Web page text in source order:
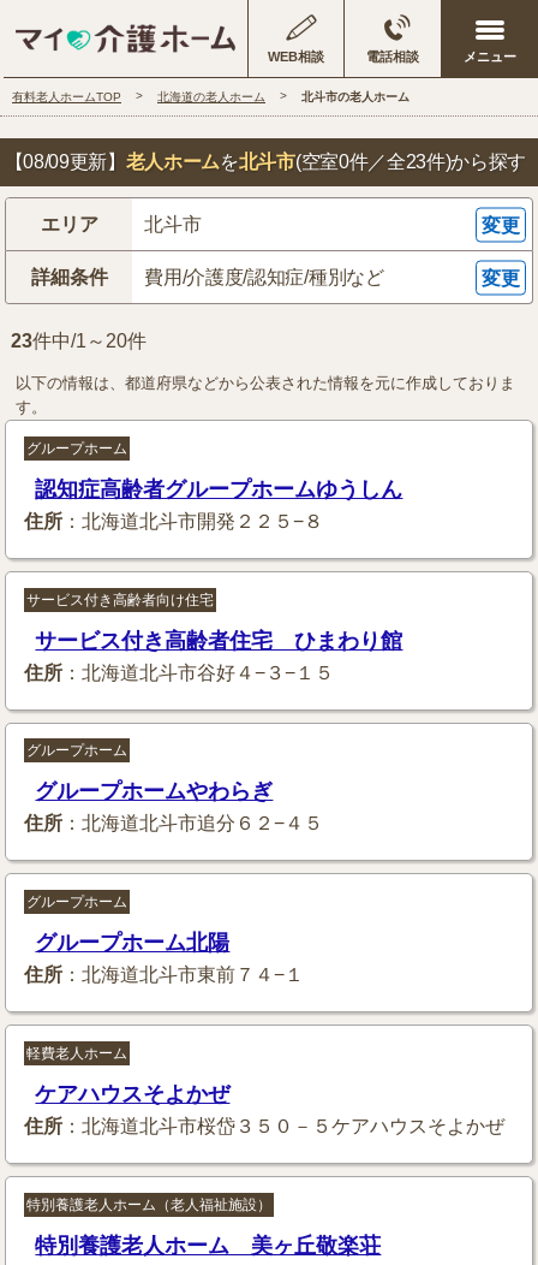
WEB相談 電話相談
有料老人ホームTOP 北海道の老人ホーム 北斗市の老人ホーム
【08/09更新】 老人ホームを北斗市(空室0件／全23件)から探す
エリア 北斗市 変更
詳細条件 費用/介護度/認知症/種別など 変更
23件中/1～20件
以下の情報は、都道府県などから公表された情報を元に作成しておりま
す。
グループホーム
認知症高齢者グループホームゆうしん
住所 ：北海道北斗市開発２２５−８
サービス付き高齢者向け住宅
サービス付き高齢者住宅 ひまわり館
住所 ：北海道北斗市谷好４−３−１５
グループホーム
グループホームやわらぎ
住所 ：北海道北斗市追分６２−４５
グループホーム
グループホーム北陽
住所 ：北海道北斗市東前７４−１
軽費老人ホーム
ケアハウスそよかぜ
住所 ：北海道北斗市桜岱３５０－５ケアハウスそよかぜ
特別養護老人ホーム（老人福祉施設）
特別養護老人ホーム 美ヶ丘敬楽荘